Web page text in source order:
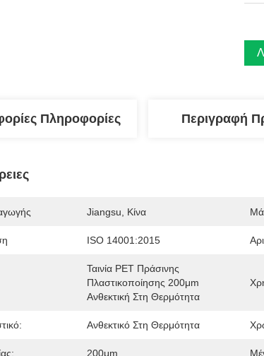
Πληροφορίες Περιγραφή
Jiangsu, Κίνα
ISO 14001:2015
Ταινία PET Πράσινης
Πλαστικοποίησης 200μm
Ανθεκτική Στη Θερμότητα
Ανθεκτικό Στη Θερμότητα
200μm